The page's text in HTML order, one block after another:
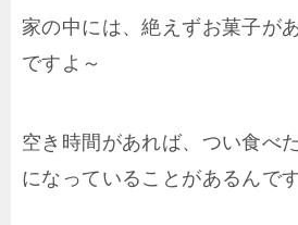
家の中には、絶えずお菓子が
ですよ～
空き時間があれば、つい食べ
になっていることがあるんで